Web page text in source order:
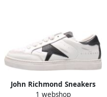
John Richmond Sneakers
1 webshop